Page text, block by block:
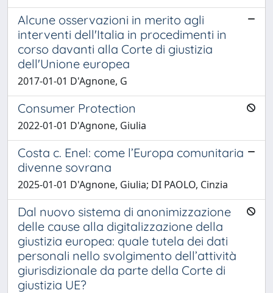
Alcune osservazioni in merito agli
interventi dell'Italia in procedimenti in
corso davanti alla Corte di giustizia
dell'Unione europea
2017-01-01 D'Agnone, G
Consumer Protection
2022-01-01 D'Agnone, Giulia
Costa c. Enel: come l’Europa comunitaria
divenne sovrana
2025-01-01 D'Agnone, Giulia; DI PAOLO, Cinzia
Dal nuovo sistema di anonimizzazione
delle cause alla digitalizzazione della
giustizia europea: quale tutela dei dati
personali nello svolgimento dell’attività
giurisdizionale da parte della Corte di
giustizia UE?